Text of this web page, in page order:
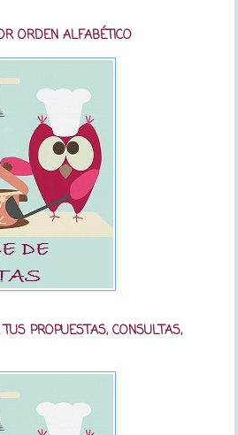
ORDEN ALFABÉTICO
PROPUESTAS, CONSULTAS,